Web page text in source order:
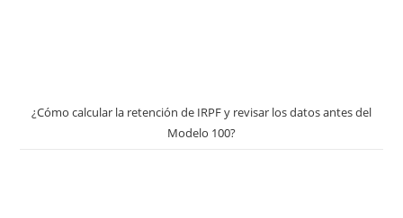
¿Cómo calcular la retención de IRPF y revisar los datos antes del
Modelo 100?